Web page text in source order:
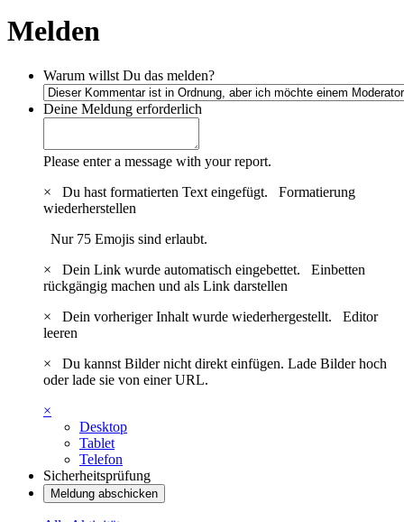
Melden
Warum willst Du das melden?
Deine Meldung erforderlich
Please enter a message with your report.
×
Du hast formatierten Text eingefügt. Formatierung
wiederherstellen
Nur 75 Emojis sind erlaubt.
×
Dein Link wurde automatisch eingebettet. Einbetten
rückgängig machen und als Link darstellen
×
Dein vorheriger Inhalt wurde wiederhergestellt. Editor
leeren
×
Du kannst Bilder nicht direkt einfügen. Lade Bilder hoch
oder lade sie von einer URL.
×
Desktop
Tablet
Telefon
Sicherheitsprüfung
Meldung abschicken